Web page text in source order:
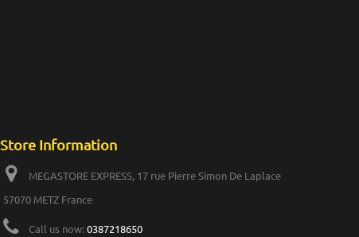
Store Information
MEGASTORE EXPRESS, 17 rue Pierre Simon De Laplace
57070 METZ France
Call us now:0387218650